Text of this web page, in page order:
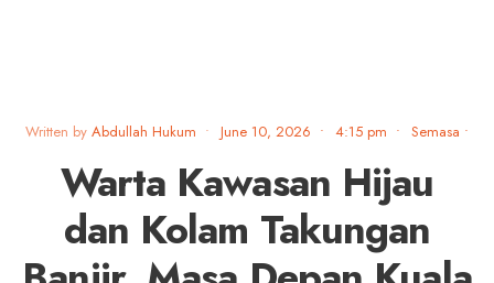
Written by Abdullah Hukum • June 10, 2026 • 4:15 pm • Semasa •
Warta Kawasan Hijau
dan Kolam Takungan